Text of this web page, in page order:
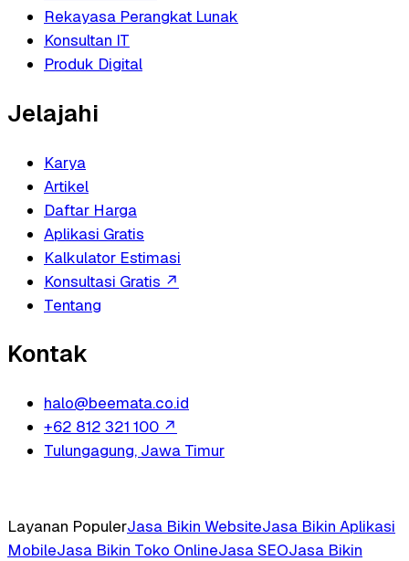
Rekayasa Perangkat Lunak
Konsultan IT
Produk Digital
Jelajahi
Karya
Artikel
Daftar Harga
Aplikasi Gratis
Kalkulator Estimasi
Konsultasi Gratis ↗
Tentang
Kontak
halo@beemata.co.id
+62 812 321 100 ↗
Tulungagung, Jawa Timur
Layanan PopulerJasa Bikin WebsiteJasa Bikin Aplikasi
MobileJasa Bikin Toko OnlineJasa SEOJasa Bikin